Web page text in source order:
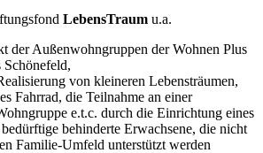
LebensTraum u.a.
der Außenwohngruppen der Wohnen Plus
von kleineren Lebensträumen,
Fahrrad, die Teilnahme an einer
e.t.c. durch die Einrichtung eines
behinderte Erwachsene, die nicht
Familie-Umfeld unterstützt werden